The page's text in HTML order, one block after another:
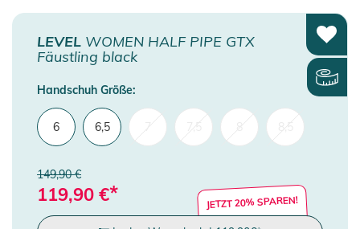
LEVEL WOMEN HALF PIPE GTX
Fäustling black
Handschuh Größe:
6 6,5
149,90 €
119,90 €* JETZT 20% SPAREN!